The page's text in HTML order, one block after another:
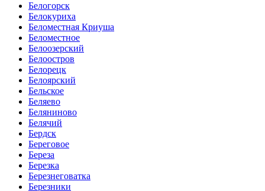
Белогорск
Белокуриха
Беломестная Криуша
Беломестное
Белоозерский
Белоостров
Белорецк
Белоярский
Бельское
Беляево
Беляниново
Белячий
Бердск
Береговое
Береза
Березка
Березнеговатка
Березники